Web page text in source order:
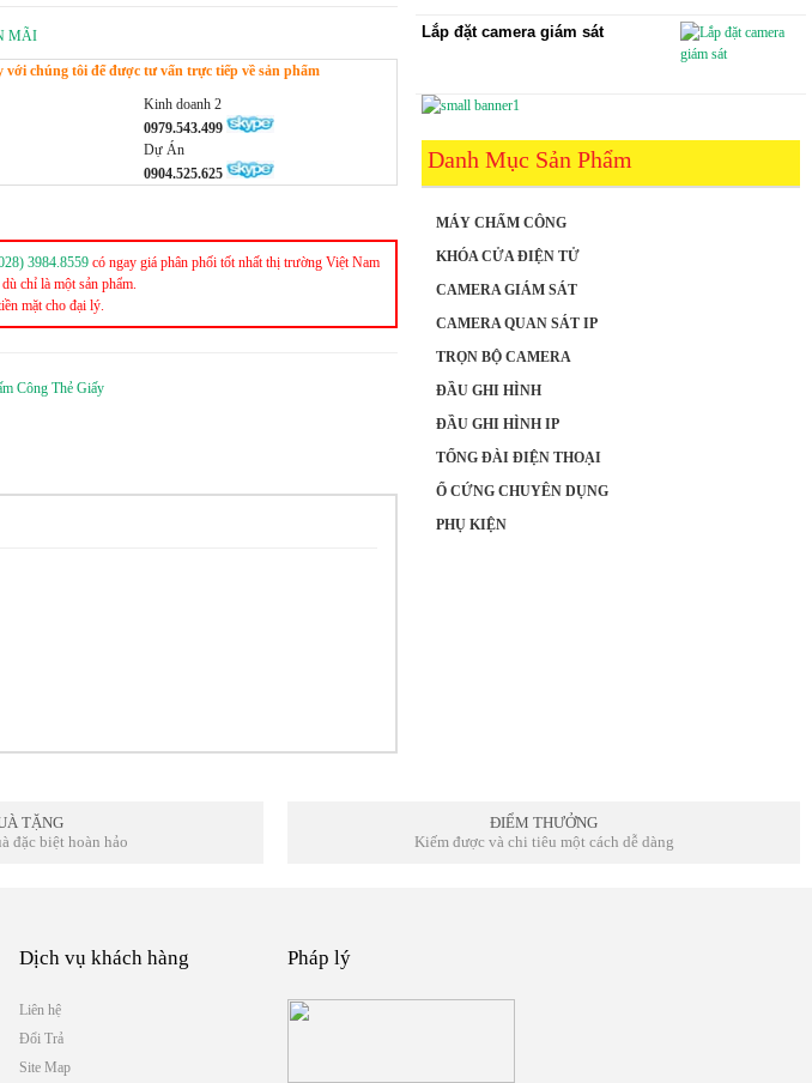
MÃI
với chúng tôi để được tư vấn trực tiếp về sản phẩm
Kinh doanh 2
0979.543.499
Dự Án
0904.525.625
3984.8559 có ngay giá phân phối tốt nhất thị trường Việt Nam
chỉ là một sản phẩm.
mặt cho đại lý.
Công Thẻ Giấy
Lắp đặt camera giám sát
Danh Mục Sản Phẩm
MÁY CHẤM CÔNG
KHÓA CỬA ĐIỆN TỬ
CAMERA GIÁM SÁT
CAMERA QUAN SÁT IP
TRỌN BỘ CAMERA
ĐẦU GHI HÌNH
ĐẦU GHI HÌNH IP
TỔNG ĐÀI ĐIỆN THOẠI
Ổ CỨNG CHUYÊN DỤNG
PHỤ KIỆN
TẶNG
đặc biệt hoàn hảo
ĐIỂM THƯỞNG
Kiếm được và chi tiêu một cách dễ dàng
Dịch vụ khách hàng
Liên hệ
Đổi Trả
Site Map
Pháp lý